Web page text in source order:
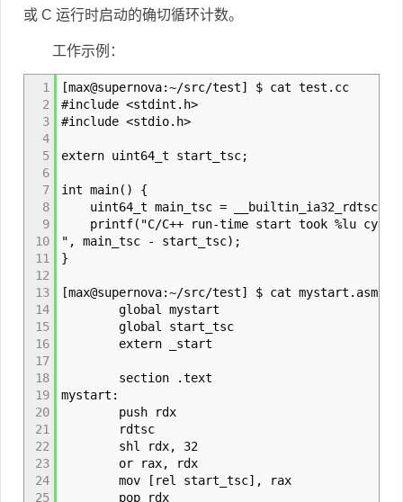
或 C 运行时启动的确切循环计数。
工作示例：
1
2
3
4
5
6
7
8
9
10
11
12
13
14
15
16
17
18
19
20
21
22
23
24
25
[max@supernova:~/src/test] $ cat test.cc
#include <stdint.h>
#include <stdio.h>
extern uint64_t start_tsc;
int main() {
uint64_t main_tsc = __builtin_ia32_rdtsc();
printf("C/C++ run-time start took %lu
", main_tsc - start_tsc);
}
[max@supernova:~/src/test] $ cat mystart.asm
global mystart
global start_tsc
extern _start
section .text
mystart:
push rdx
rdtsc
shl rdx, 32
or rax, rdx
mov [rel start_tsc], rax
pop rdx